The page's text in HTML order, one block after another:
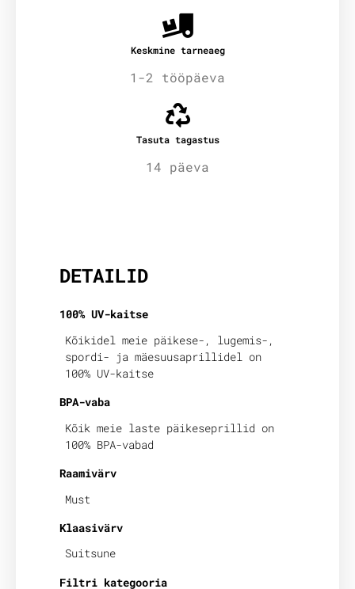
Keskmine tarneaeg
1-2 tööpäeva
Tasuta tagastus
14 päeva
DETAILID
100% UV-kaitse
Kõikidel meie päikese-, lugemis-,
spordi- ja mäesuusaprillidel on
100% UV-kaitse
BPA-vaba
Kõik meie laste päikeseprillid on
100% BPA-vabad
Raamivärv
Must
Klaasivärv
Suitsune
Filtri kategooria